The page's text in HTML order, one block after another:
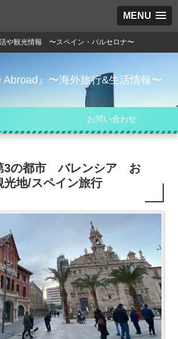
MENU
や観光情報 〜スペイン・バルセロナ〜
Abroad』〜海外旅行&生活情報〜
お問い合わせ
3の都市 バレンシア お
光地/スペイン旅行